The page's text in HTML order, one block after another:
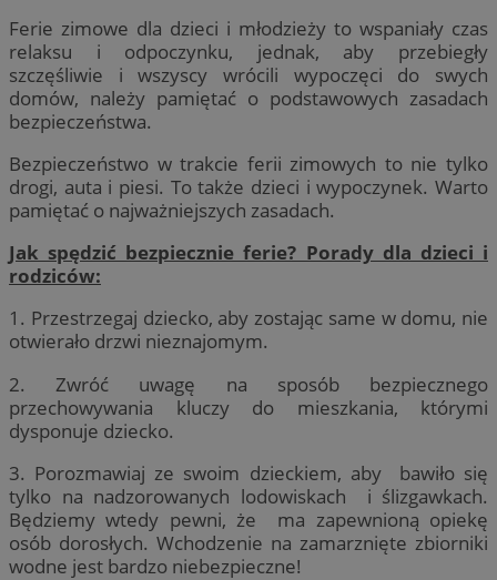
Ferie zimowe dla dzieci i młodzieży to wspaniały czas
relaksu i odpoczynku, jednak, aby przebiegły
szczęśliwie i wszyscy wrócili wypoczęci do swych
domów, należy pamiętać o podstawowych zasadach
bezpieczeństwa.
Bezpieczeństwo w trakcie ferii zimowych to nie tylko
drogi, auta i piesi. To także dzieci i wypoczynek. Warto
pamiętać o najważniejszych zasadach.
Jak spędzić bezpiecznie ferie? Porady dla dzieci i
rodziców:
1. Przestrzegaj dziecko, aby zostając same w domu, nie
otwierało drzwi nieznajomym.
2. Zwróć uwagę na sposób bezpiecznego
przechowywania kluczy do mieszkania, którymi
dysponuje dziecko.
3. Porozmawiaj ze swoim dzieckiem, aby bawiło się
tylko na nadzorowanych lodowiskach i ślizgawkach.
Będziemy wtedy pewni, że ma zapewnioną opiekę
osób dorosłych. Wchodzenie na zamarznięte zbiorniki
wodne jest bardzo niebezpieczne!